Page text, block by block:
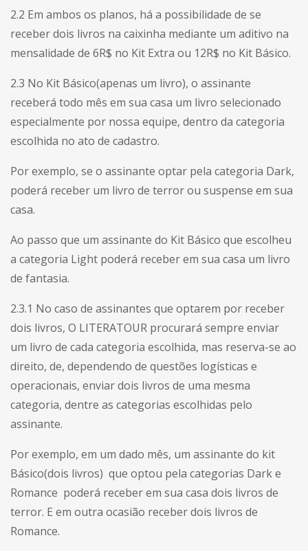
2.2 Em ambos os planos, há a possibilidade de se
receber dois livros na caixinha mediante um aditivo na
mensalidade de 6R$ no Kit Extra ou 12R$ no Kit Básico.
2.3 No Kit Básico(apenas um livro), o assinante
receberá todo mês em sua casa um livro selecionado
especialmente por nossa equipe, dentro da categoria
escolhida no ato de cadastro.
Por exemplo, se o assinante optar pela categoria Dark,
poderá receber um livro de terror ou suspense em sua
casa.
Ao passo que um assinante do Kit Básico que escolheu
a categoria Light poderá receber em sua casa um livro
de fantasia.
2.3.1 No caso de assinantes que optarem por receber
dois livros, O LITERATOUR procurará sempre enviar
um livro de cada categoria escolhida, mas reserva-se ao
direito, de, dependendo de questões logísticas e
operacionais, enviar dois livros de uma mesma
categoria, dentre as categorias escolhidas pelo
assinante.
Por exemplo, em um dado mês, um assinante do kit
Básico(dois livros) que optou pela categorias Dark e
Romance poderá receber em sua casa dois livros de
terror. E em outra ocasião receber dois livros de
Romance.